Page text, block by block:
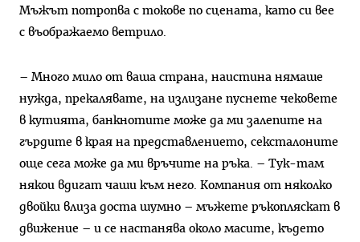
Мъжът потропва с токове по сцената, като си вее
с въображаемо ветрило.
– Много мило от ваша страна, наистина нямаше
нужда, прекалявате, на излизане пуснете чековете
в кутията, банкнотите може да ми залепите на
гърдите в края на представлението, сексталоните
още сега може да ми връчите на ръка. – Тук-там
някои вдигат чаши към него. Компания от няколко
двойки влиза доста шумно – мъжете ръкопляскат в
движение – и се настанява около масите, където